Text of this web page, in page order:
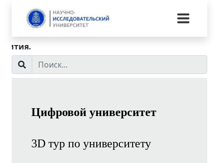
Цифровой университет
3D тур по университету